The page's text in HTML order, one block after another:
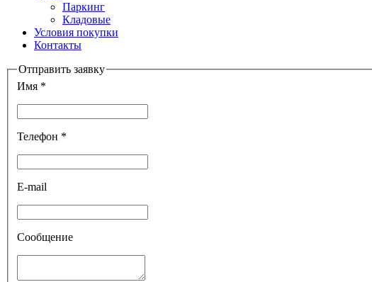
Паркинг
Кладовые
Условия покупки
Контакты
Отправить заявку
Имя *
Телефон *
E-mail
Сообщение